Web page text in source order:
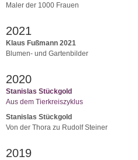
Maler der 1000 Frauen
2021
Klaus Fußmann 2021
Blumen- und Gartenbilder
2020
Stanislas Stückgold
Aus dem Tierkreiszyklus
Stanislas Stückgold
Von der Thora zu Rudolf Steiner
2019